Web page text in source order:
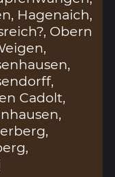
Hagenaich,
Obern
Cadolt,